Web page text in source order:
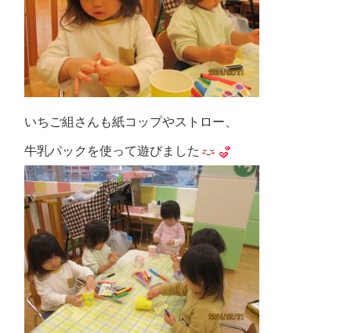
いちご組さんも紙コップやストロー、
牛乳パックを使って遊びました